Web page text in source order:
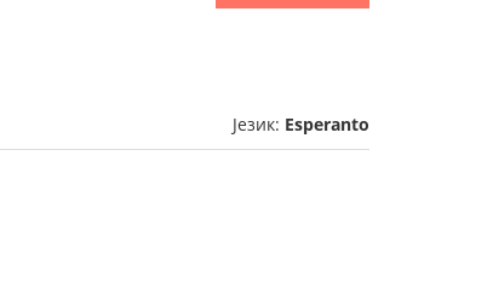
Језик: Esperanto